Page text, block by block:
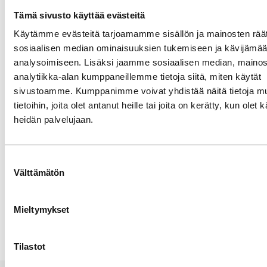
Tämä sivusto käyttää evästeitä
Käytämme evästeitä tarjoamamme sisällön ja mainosten
sosiaalisen median ominaisuuksien tukemiseen ja
analysoimiseen. Lisäksi jaamme sosiaalisen median,
analytiikka-alan kumppaneillemme tietoja siitä, miten käytät
sivustoamme. Kumppanimme voivat yhdistää näitä tietoja
tietoihin, joita olet antanut heille tai joita on kerätty, kun olet
heidän palvelujaan.
valinta
Välttämätön
Mieltymykset
Tilastot
Nimi
Kotisivu